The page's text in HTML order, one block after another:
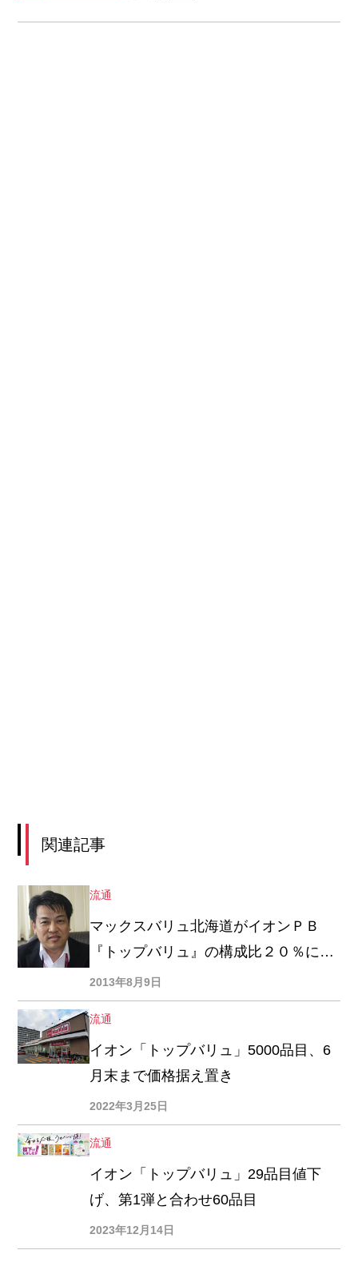
関連記事
流通
マックスバリュ北海道がイオンＰＢ
『トップバリュ』の構成比２０％にア
ップ、出戸信成社長「２０１４年度中
に達成する」
2013年8月9日
流通
イオン「トップバリュ」5000品目、6
月末まで価格据え置き
2022年3月25日
流通
イオン「トップバリュ」29品目値下
げ、第1弾と合わせ60品目
2023年12月14日